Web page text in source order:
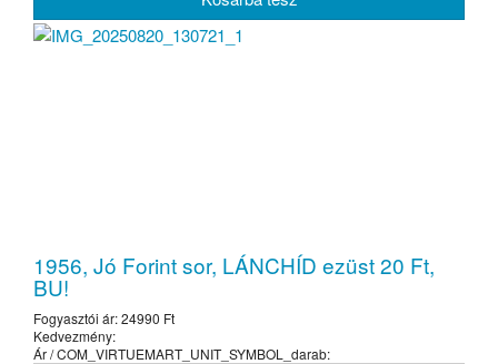
1956, Jó Forint sor, LÁNCHÍD ezüst 20 Ft,
BU!
Fogyasztói ár:24990 Ft
Kedvezmény:
Ár / COM_VIRTUEMART_UNIT_SYMBOL_darab: